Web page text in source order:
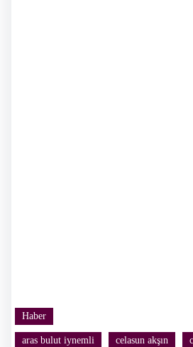
Haber
aras bulut iynemli celasun akşın